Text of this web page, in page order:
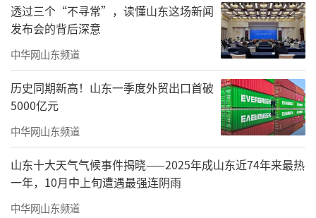
式。不仅是工作技术层面的一次革新，更是城
市管理审批服务工作由“被动管理”转向“主
动服务”，由“粗放管理”转向“精准服
务”迈出的坚实一步。
孙慧芳指出，招牌是一个店铺的形象代
表，也是城市的“门面”，展示着城市文化底
蕴，聊城市城市管理局秉持为民服务的宗旨，
创新举措、积极探索“标准化+线上办”服务新
模式，践行“群众不跑腿，数据多跑路”的服
透过三个“不寻常”，读懂山东这场新闻
发布会的背后深意
中华网山东频道
历史同期新高！山东一季度外贸出口首破
5000亿元
中华网山东频道
山东十大天气气候事件揭晓——2025年成山东近74年来最热
一年，10月中上旬遭遇最强连阴雨
中华网山东频道